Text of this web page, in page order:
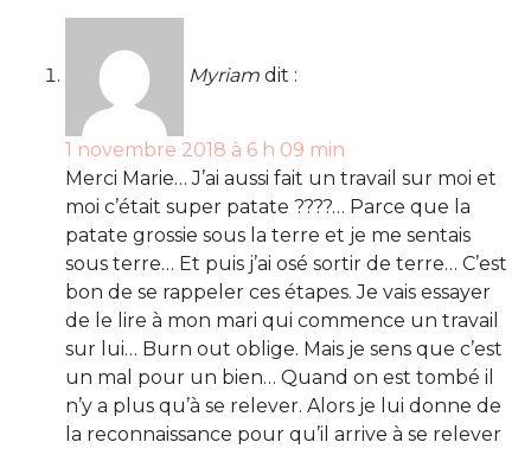
Myriam dit :
1 novembre 2018 à 6 h 09 min
Merci Marie… J’ai aussi fait un travail sur moi et
moi c’était super patate ????… Parce que la
patate grossie sous la terre et je me sentais
sous terre… Et puis j’ai osé sortir de terre… C’est
bon de se rappeler ces étapes. Je vais essayer
de le lire à mon mari qui commence un travail
sur lui… Burn out oblige. Mais je sens que c’est
un mal pour un bien… Quand on est tombé il
n’y a plus qu’à se relever. Alors je lui donne de
la reconnaissance pour qu’il arrive à se relever